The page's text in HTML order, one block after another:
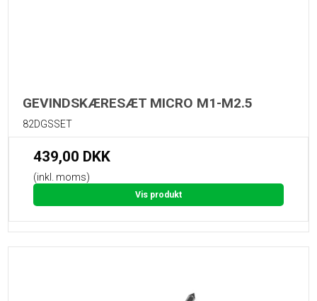
GEVINDSKÆRESÆT MICRO M1-M2.5
82DGSSET
439,00 DKK
(inkl. moms)
Vis produkt